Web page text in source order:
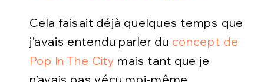
Cela faisait déjà quelques temps que
j’avais entendu parler du concept de
Pop In The City mais tant que je